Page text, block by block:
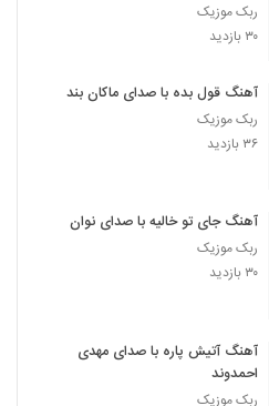
ربک موزیک
۳۰ بازدید
آهنگ قول بده با صدای ماکان بند
ربک موزیک
۳۶ بازدید
آهنگ جای تو خالیه با صدای نوان
ربک موزیک
۳۰ بازدید
آهنگ آتیش پاره با صدای مهدی
احمدوند
ربک موزیک